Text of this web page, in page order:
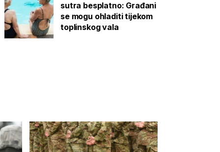
sutra besplatno: Građani
se mogu ohladiti tijekom
toplinskog vala